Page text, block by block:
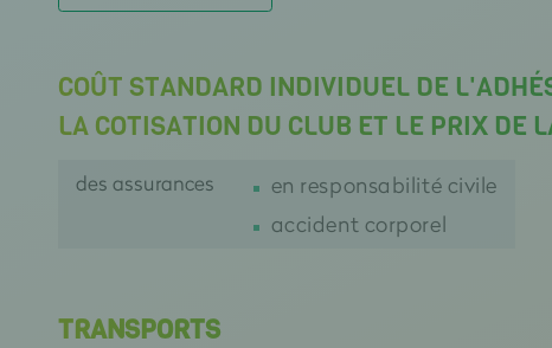
COÛT STANDARD INDIVIDUEL DE
LA COTISATION DU CLUB ET LE PRIX DE
des assurances
en responsabilité civile
accident corporel
TRANSPORTS